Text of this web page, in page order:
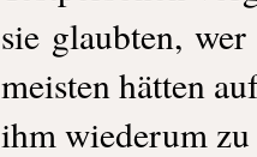
sie glaubten,
meisten hätten
ihm wiederum